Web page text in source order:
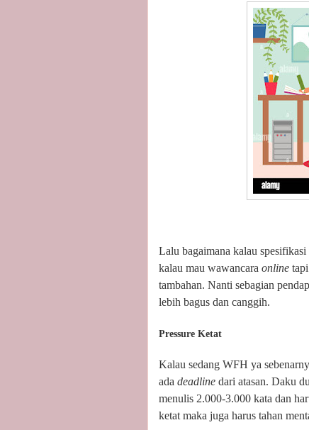
Lalu bagaimana kalau
kalau mau wawancara online
tambahan. Nanti sebagian
lebih bagus dan canggih.
Pressure Ketat
Kalau sedang WFH ya
ada deadline dari atasan. Daku
menulis 2.000-3.000 kata dan
ketat maka juga harus tahan